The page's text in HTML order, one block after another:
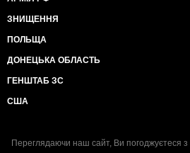
ЗНИЩЕННЯ
ПОЛЬЩА
ДОНЕЦЬКА ОБЛАСТЬ
ГЕНШТАБ ЗС
США
Переглядаючи наш сайт, Ви погоджуєтеся з